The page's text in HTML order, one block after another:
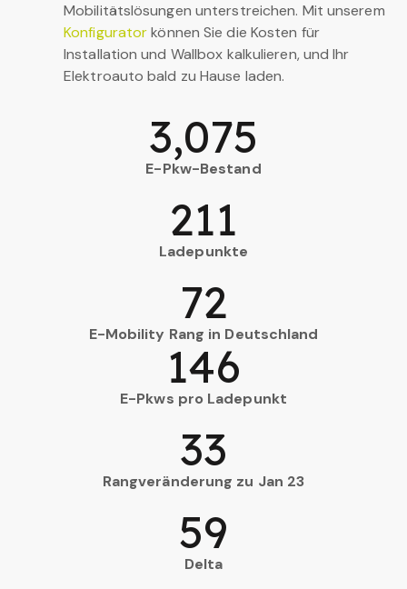
Mobilitätslösungen unterstreichen. Mit unserem
Konfiguratorkönnen Sie die Kosten für
Installation und Wallbox kalkulieren, und Ihr
Elektroauto bald zu Hause laden.
E-Pkw-Bestand
3,075
Ladepunkte
211
E-Mobility Rang in Deutschland
72
E-Pkws pro Ladepunkt
146
Rangveränderung zu Jan 23
33
Delta
59